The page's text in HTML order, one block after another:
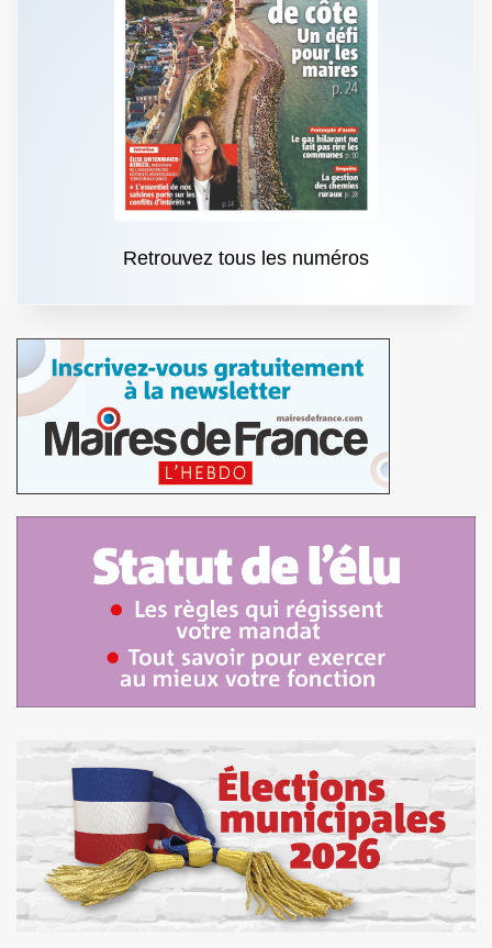
Retrouvez tous les numéros